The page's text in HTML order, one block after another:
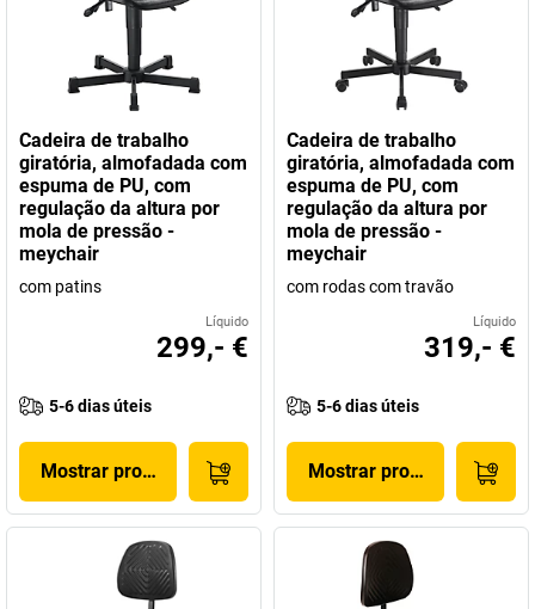
Cadeira de trabalho
giratória, almofadada com
espuma de PU, com
regulação da altura por
mola de pressão -
meychair
com patins
Líquido
299,- €
5-6 dias úteis
Mostrar produto
Cadeira de trabalho
giratória, almofadada com
espuma de PU, com
regulação da altura por
mola de pressão -
meychair
com rodas com travão
Líquido
319,- €
5-6 dias úteis
Mostrar produto